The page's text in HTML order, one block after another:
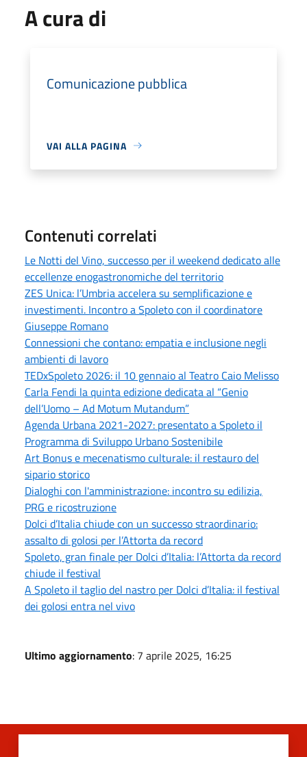
A cura di
Comunicazione pubblica
VAI ALLA PAGINA
Contenuti correlati
Le Notti del Vino, successo per il weekend dedicato alle
eccellenze enogastronomiche del territorio
ZES Unica: l’Umbria accelera su semplificazione e
investimenti. Incontro a Spoleto con il coordinatore
Giuseppe Romano
Connessioni che contano: empatia e inclusione negli
ambienti di lavoro
TEDxSpoleto 2026: il 10 gennaio al Teatro Caio Melisso
Carla Fendi la quinta edizione dedicata al “Genio
dell’Uomo – Ad Motum Mutandum”
Agenda Urbana 2021-2027: presentato a Spoleto il
Programma di Sviluppo Urbano Sostenibile
Art Bonus e mecenatismo culturale: il restauro del
sipario storico
Dialoghi con l'amministrazione: incontro su edilizia,
PRG e ricostruzione
Dolci d’Italia chiude con un successo straordinario:
assalto di golosi per l’Attorta da record
Spoleto, gran finale per Dolci d’Italia: l’Attorta da record
chiude il festival
A Spoleto il taglio del nastro per Dolci d’Italia: il festival
dei golosi entra nel vivo
Ultimo aggiornamento: 7 aprile 2025, 16:25